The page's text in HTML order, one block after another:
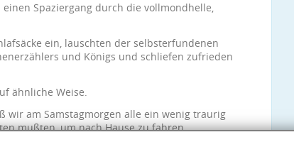
Spaziergang durch die vollmondhelle,
ein, lauschten der selbsterfundenen
und Königs und schliefen zufrieden
ähnliche Weise.
wir am Samstagmorgen alle ein wenig traurig
mußten, um nach Hause zu fahren.